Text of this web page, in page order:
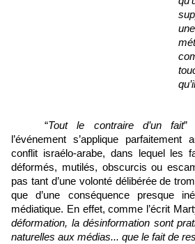
“Tout le contraire d’un fait”
l’événement s’applique
conflit israélo-arabe, dans lequel les
déformés, mutilés, obscurcis ou
pas tant d’une volonté délibérée de
que d’une conséquence presque
médiatique. En effet, comme l’écrit
déformation, la désinformation sont
naturelles aux médias... que le fait de